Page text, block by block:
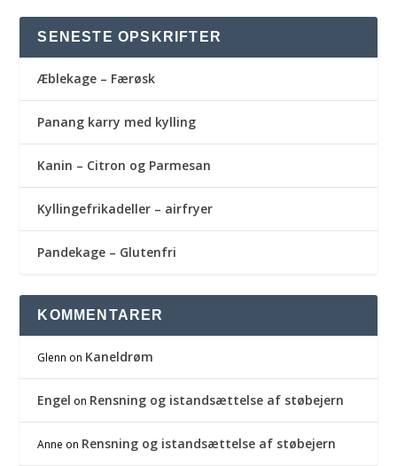
SENESTE OPSKRIFTER
Æblekage – Færøsk
Panang karry med kylling
Kanin – Citron og Parmesan
Kyllingefrikadeller – airfryer
Pandekage – Glutenfri
KOMMENTARER
Glenn on Kaneldrøm
Engel on Rensning og istandsættelse af støbejern
Anne on Rensning og istandsættelse af støbejern